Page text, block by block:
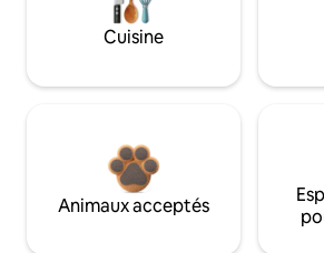
Cuisine
Animaux acceptés